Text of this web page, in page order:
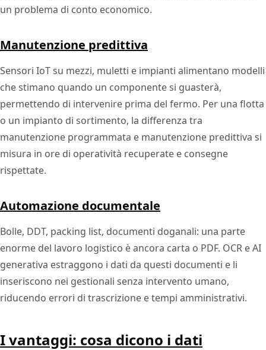
un problema di conto economico.
Manutenzione predittiva
Sensori IoT su mezzi, muletti e impianti alimentano modelli
che stimano quando un componente si guasterà,
permettendo di intervenire prima del fermo. Per una flotta
o un impianto di sortimento, la differenza tra
manutenzione programmata e manutenzione predittiva si
misura in ore di operatività recuperate e consegne
rispettate.
Automazione documentale
Bolle, DDT, packing list, documenti doganali: una parte
enorme del lavoro logistico è ancora carta o PDF. OCR e AI
generativa estraggono i dati da questi documenti e li
inseriscono nei gestionali senza intervento umano,
riducendo errori di trascrizione e tempi amministrativi.
I vantaggi: cosa dicono i dati